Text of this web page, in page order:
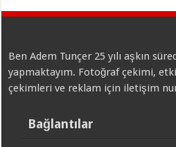
Ben Adem Tunçer 25 yılı aşkın
yapmaktayım. Fotoğraf çekimi,
çekimleri ve reklam için iletişim
Bağlantılar